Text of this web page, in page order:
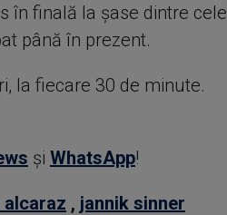
în finală la şase dintre cele
până în prezent.
la fiecare 30 de minute.
şi WhatsApp!
, jannik sinner